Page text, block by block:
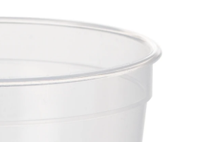
Pot multi-
usage,
volume
max. : 125
ml, (L x Ø) :